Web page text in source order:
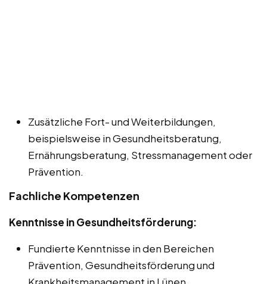
Zusätzliche Fort- und Weiterbildungen,
beispielsweise in Gesundheitsberatung,
Ernährungsberatung, Stressmanagement oder
Prävention.
Fachliche Kompetenzen
Kenntnisse in Gesundheitsförderung:
Fundierte Kenntnisse in den Bereichen
Prävention, Gesundheitsförderung und